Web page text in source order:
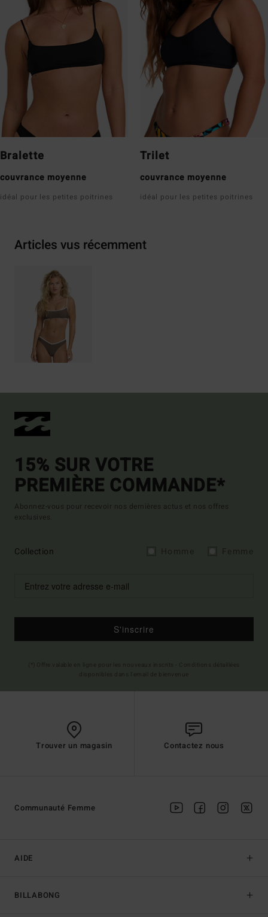
Bralette
couvrance moyenne
idéal pour les petites poitrines
Trilet
couvrance moyenne
idéal pour les petites poitrines
Articles vus récemment
15% SUR VOTRE
PREMIÈRE COMMANDE*
Abonnez-vous pour recevoir nos dernières actus et nos offres
exclusives.
Collection
S'inscrire
Trouver un magasin Contactez nous
AIDE
BILLABONG
Communauté Femme